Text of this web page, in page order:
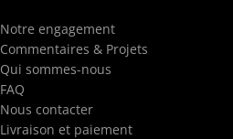
Notre engagement
Commentaires & Projets
Qui sommes-nous
FAQ
Nous contacter
Livraison et paiement